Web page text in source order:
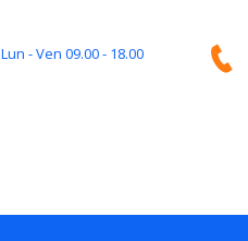
Lun - Ven 09.00 - 18.00